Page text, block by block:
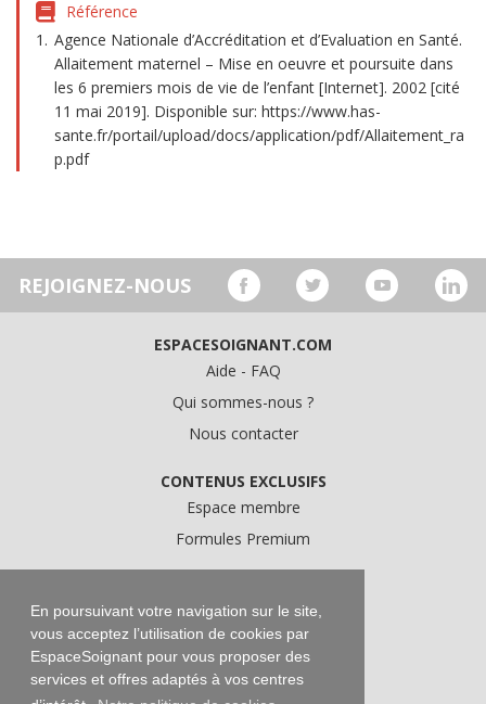
En poursuivant votre navigation sur le site,
vous acceptez l’utilisation de cookies par
EspaceSoignant pour vous proposer des
services et offres adaptés à vos centres
Référence
Agence Nationale d’Accréditation et d’Evaluation en Santé.
Allaitement maternel – Mise en oeuvre et poursuite dans
les 6 premiers mois de vie de l’enfant [Internet]. 2002 [cité
11 mai 2019]. Disponible sur: https://www.has-
sante.fr/portail/upload/docs/application/pdf/Allaitement_ra
p.pdf
REJOIGNEZ-NOUS
ESPACESOIGNANT.COM
Aide - FAQ
Qui sommes-nous ?
Nous contacter
CONTENUS EXCLUSIFS
Espace membre
Formules Premium
Conditions Générales d'Utilisation
Données personnelles
Conditions Générales de Vente